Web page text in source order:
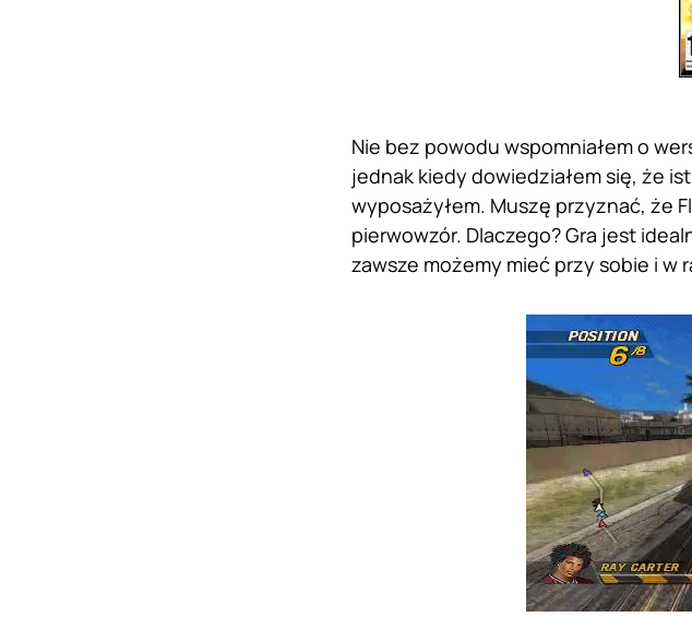
Nie bez powodu wspomniałem o
jednak kiedy dowiedziałem się, że
wyposażyłem. Muszę przyznać, że
pierwowzór. Dlaczego? Gra jest
zawsze możemy mieć przy sobie i w